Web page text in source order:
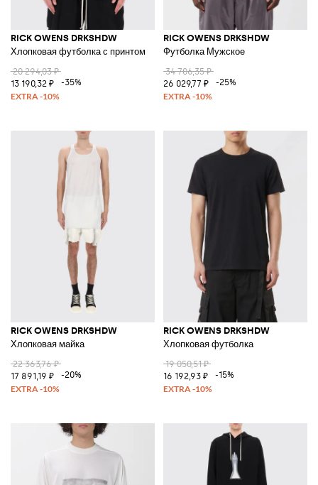
RICK OWENS DRKSHDW
Хлопковая футболка с принтом
20 294,03 ₽
13 190,32 ₽
-35%
RICK OWENS DRKSHDW
Футболка Мужское
34 706,35 ₽
26 029,77 ₽
-25%
RICK OWENS DRKSHDW
Хлопковая майка
22 363,76 ₽
17 891,19 ₽
-20%
RICK OWENS DRKSHDW
Хлопковая футболка
19 050,51 ₽
16 192,93 ₽
-15%